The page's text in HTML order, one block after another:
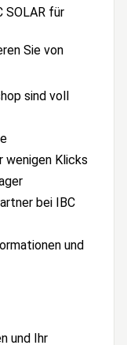
SOLAR für
Sie von
sind voll
wenigen Klicks
bei IBC
und
und Ihr